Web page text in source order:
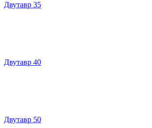
Двутавр 35
Двутавр 40
Двутавр 50